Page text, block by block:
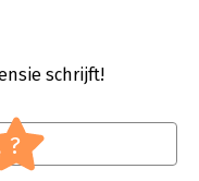
Libya, and the
schrijft!
?